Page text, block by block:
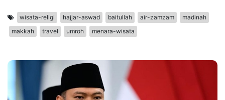
wisata-religi hajjar-aswad baitullah air-zamzam
madinah
makkah
travel umroh menara-wisata